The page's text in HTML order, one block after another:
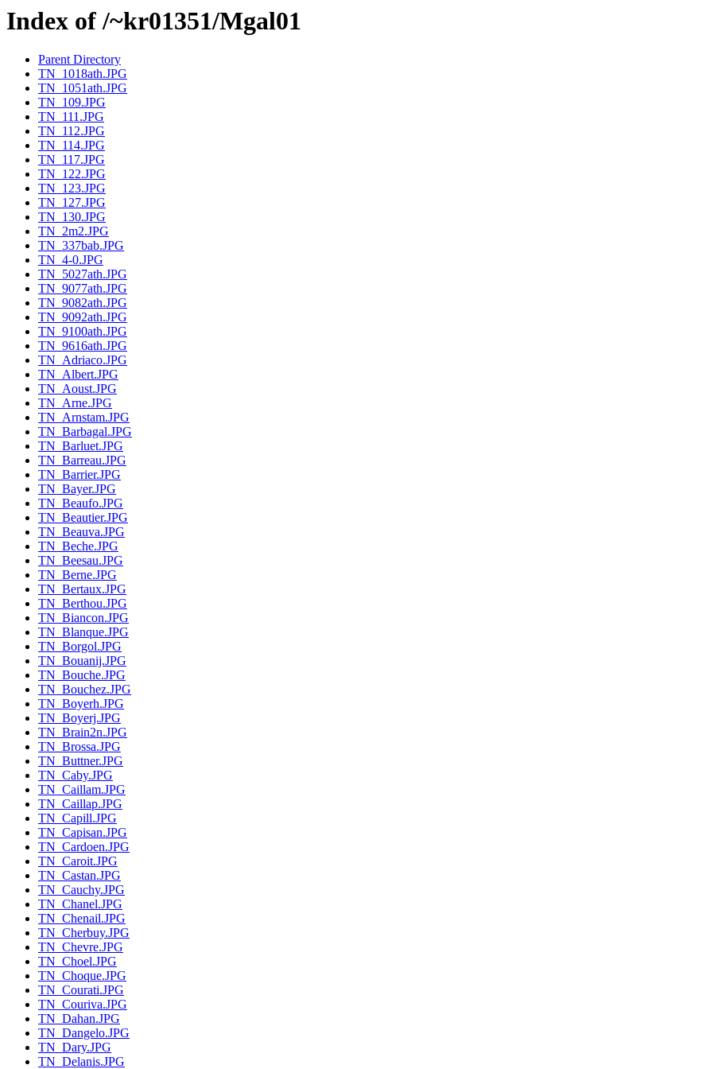
Index of /~kr01351/Mgal01
Parent Directory
TN_1018ath.JPG
TN_1051ath.JPG
TN_109.JPG
TN_111.JPG
TN_112.JPG
TN_114.JPG
TN_117.JPG
TN_122.JPG
TN_123.JPG
TN_127.JPG
TN_130.JPG
TN_2m2.JPG
TN_337bab.JPG
TN_4-0.JPG
TN_5027ath.JPG
TN_9077ath.JPG
TN_9082ath.JPG
TN_9092ath.JPG
TN_9100ath.JPG
TN_9616ath.JPG
TN_Adriaco.JPG
TN_Albert.JPG
TN_Aoust.JPG
TN_Arne.JPG
TN_Arnstam.JPG
TN_Barbagal.JPG
TN_Barluet.JPG
TN_Barreau.JPG
TN_Barrier.JPG
TN_Bayer.JPG
TN_Beaufo.JPG
TN_Beautier.JPG
TN_Beauva.JPG
TN_Beche.JPG
TN_Beesau.JPG
TN_Berne.JPG
TN_Bertaux.JPG
TN_Berthou.JPG
TN_Biancon.JPG
TN_Blanque.JPG
TN_Borgol.JPG
TN_Bouanij.JPG
TN_Bouche.JPG
TN_Bouchez.JPG
TN_Boyerh.JPG
TN_Boyerj.JPG
TN_Brain2n.JPG
TN_Brossa.JPG
TN_Buttner.JPG
TN_Caby.JPG
TN_Caillam.JPG
TN_Caillap.JPG
TN_Capill.JPG
TN_Capisan.JPG
TN_Cardoen.JPG
TN_Caroit.JPG
TN_Castan.JPG
TN_Cauchy.JPG
TN_Chanel.JPG
TN_Chenail.JPG
TN_Cherbuy.JPG
TN_Chevre.JPG
TN_Choel.JPG
TN_Choque.JPG
TN_Courati.JPG
TN_Couriva.JPG
TN_Dahan.JPG
TN_Dangelo.JPG
TN_Dary.JPG
TN_Delanis.JPG